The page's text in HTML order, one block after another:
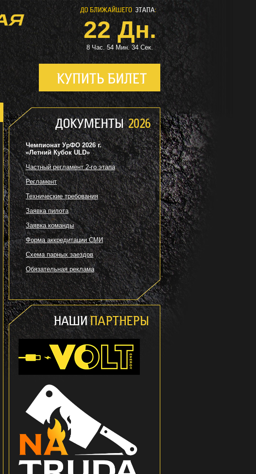
22 Дн.
8 Час. 54 Мин. 33 Сек.
Чемпионат УрФО 2026 г.
«Летний Кубок ULD»
Частный регламент 2-го этапа
Регламент
Технические требования
Заявка пилота
Заявка команды
Форма аккредитации СМИ
Схема парных заездов
Обязательная реклама